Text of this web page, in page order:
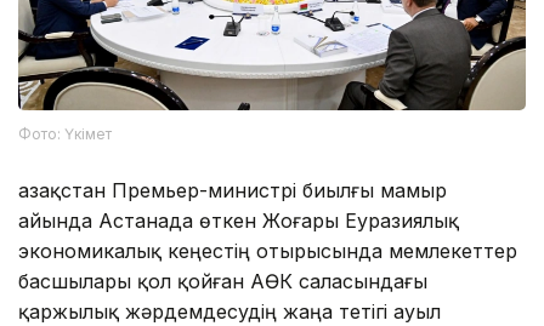
Фото: Үкімет
Қазақстан Премьер-министрі биылғы мамыр
айында Астанада өткен Жоғары Еуразиялық
экономикалық кеңестің отырысында мемлекеттер
басшылары қол қойған АӨК саласындағы
қаржылық жәрдемдесудің жаңа тетігі ауыл